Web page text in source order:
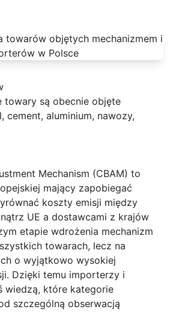
towary są obecnie objęte
cement, aluminium, nawozy,
Mechanism (CBAM) to
mający zapobiegać
koszty emisji między
UE a dostawcami z krajów
etapie wdrożenia mechanizm
towarach, lecz na
o wyjątkowo wysokiej
Dzięki temu importerzy i
wiedzą, które kategorie
szczególną obserwacją